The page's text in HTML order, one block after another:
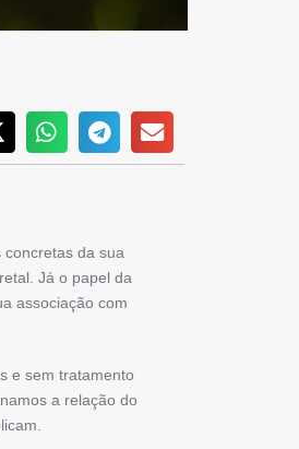
da sua
Já o papel da
associação com
e sem tratamento
a relação do